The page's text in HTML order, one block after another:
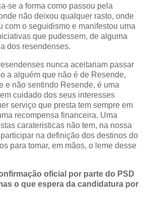
se a forma como passou pela
não deixou qualquer rasto, onde
com o seguidismo e manifestou uma
que pudessem, de alguma
dos resendenses.
nunca aceitariam passar
a alguém que não é de Resende,
e não sentindo Resende, é uma
cuidado dos seus interesses
serviço que presta tem sempre em
recompensa financeira. Uma
carateristicas não tem, na nossa
na definição dos destinos do
para tomar, em mãos, o leme desse
oficial por parte do PSD
o que espera da candidatura por